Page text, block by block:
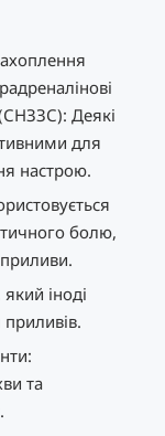
Деякі
для
настрою.
болю,
іноді
та